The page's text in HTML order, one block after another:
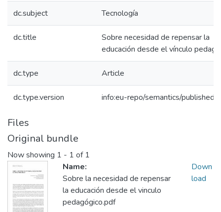
dc.subject Tecnología
dc.title
Sobre necesidad de repensar la
educación desde el vínculo
dc.type Article
dc.type.version info:eu-repo/semantics/
Files
Original bundle
Now showing 1 - 1 of 1
Name:
Sobre la necesidad de repensar
la educación desde el vinculo
pedagógico.pdf
Down
load